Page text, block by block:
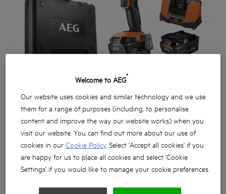
Compatto e potente, in grado di erogare fino a 110 Nm
Welcome to AEG®
Our website uses cookies and similar technology and we use
them for a range of purposes (including, to personalise
content and improve the way our website works) when you
visit our website. You can find out more about our use of
cookies in ourCookie Policy. Select 'Accept all cookies' if you
are happy for us to place all cookies and select 'Cookie
Settings' if you would like to manage your cookie preferences.